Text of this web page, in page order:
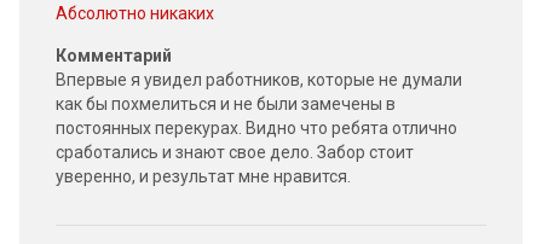
Абсолютно никаких
Комментарий
Впервые я увидел работников, которые не думали
как бы похмелиться и не были замечены в
постоянных перекурах. Видно что ребята отлично
сработались и знают свое дело. Забор стоит
уверенно, и результат мне нравится.